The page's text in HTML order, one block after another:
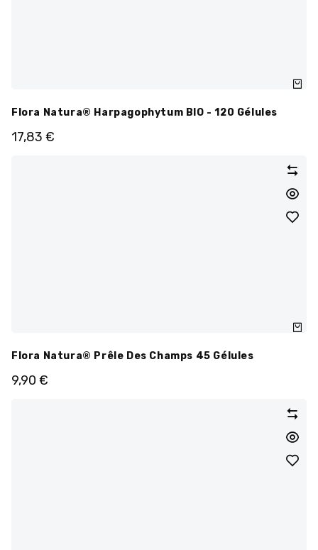
Flora Natura® Harpagophytum BIO - 120 Gélules
17,83 €
Flora Natura® Prêle Des Champs 45 Gélules
9,90 €